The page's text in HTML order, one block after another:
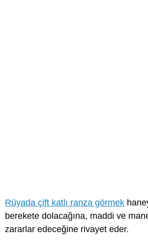
Rüyada çift katlı ranza görmek
berekete dolacağına, maddi ve
zararlar edeceğine rivayet eder.